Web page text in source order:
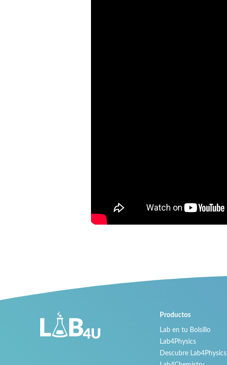
Productos
Lab en tu Bolsillo
Lab4Physics
Descubre Lab4Physics